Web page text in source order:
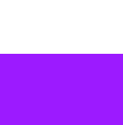
als
shirts in